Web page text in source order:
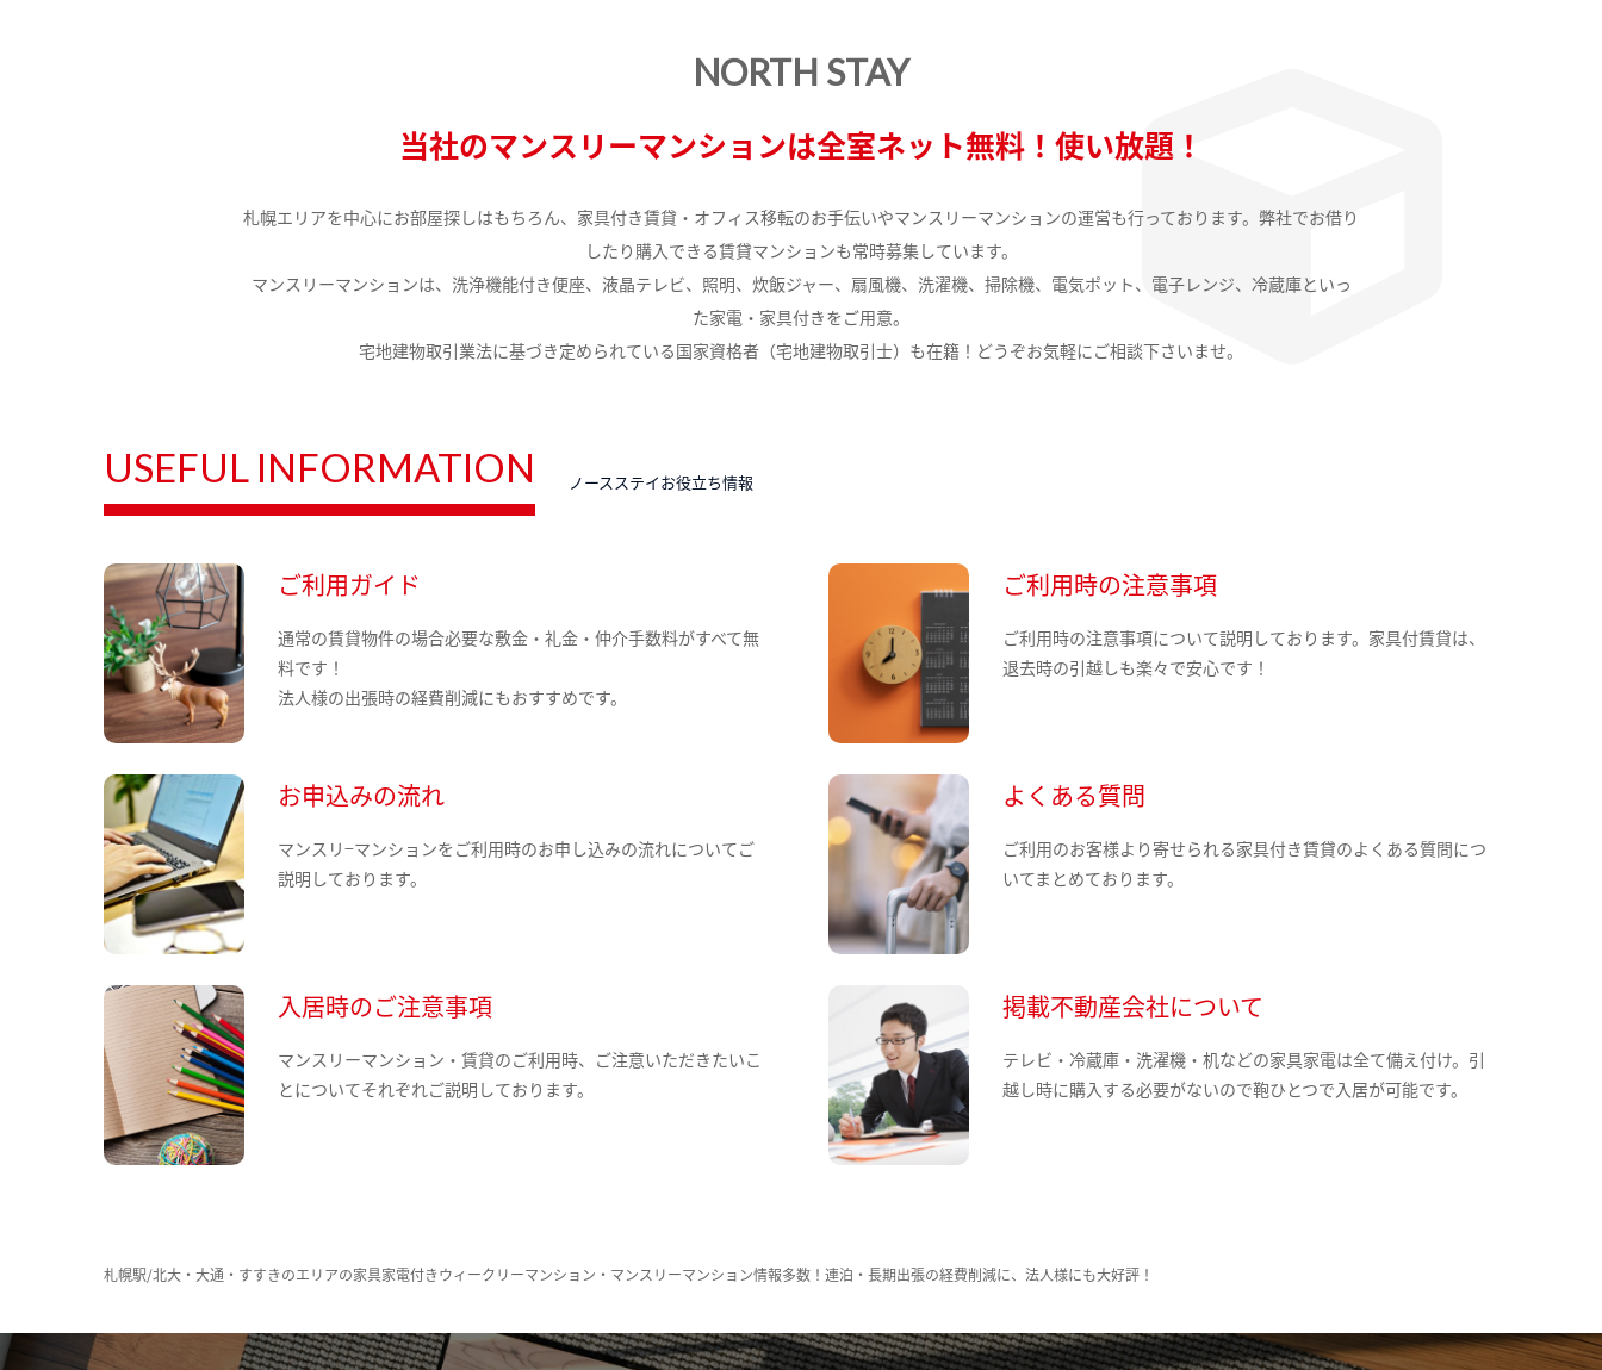
NORTH STAY
当社のマンスリーマンションは全室ネット無料！使い放題！
札幌エリアを中心にお部屋探しはもちろん、家具付き賃貸・オフィス移転のお手伝いやマンスリーマンションの運営も行っております。弊社でお借り
したり購入できる賃貸マンションも常時募集しています。
マンスリーマンションは、洗浄機能付き便座、液晶テレビ、照明、炊飯ジャー、扇風機、洗濯機、掃除機、電気ポット、電子レンジ、冷蔵庫といっ
た家電・家具付きをご用意。
宅地建物取引業法に基づき定められている国家資格者（宅地建物取引士）も在籍！どうぞお気軽にご相談下さいませ。
USEFUL INFORMATION ノースステイお役立ち情報
ご利用ガイド
通常の賃貸物件の場合必要な敷金・礼金・仲介手数料がすべて無
料です！
法人様の出張時の経費削減にもおすすめです。
ご利用時の注意事項
ご利用時の注意事項について説明しております。家具付賃貸は、
退去時の引越しも楽々で安心です！
お申込みの流れ
マンスリ−マンションをご利用時のお申し込みの流れについてご
説明しております。
よくある質問
ご利用のお客様より寄せられる家具付き賃貸のよくある質問につ
いてまとめております。
入居時のご注意事項
マンスリーマンション・賃貸のご利用時、ご注意いただきたいこ
とについてそれぞれご説明しております。
掲載不動産会社について
テレビ・冷蔵庫・洗濯機・机などの家具家電は全て備え付け。引
越し時に購入する必要がないので鞄ひとつで入居が可能です。
札幌駅/北大・大通・すすきのエリアの家具家電付きウィークリーマンション・マンスリーマンション情報多数！連泊・長期出張の経費削減に、法人様にも大好評！